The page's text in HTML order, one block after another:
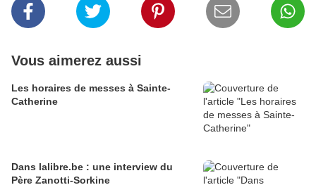
Vous aimerez aussi
Les horaires de messes à Sainte-
Catherine
Dans lalibre.be : une interview du
Père Zanotti-Sorkine